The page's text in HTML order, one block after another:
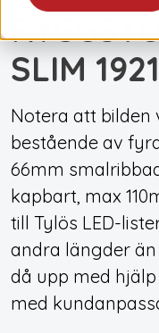
SLIM
Notera att bilden
bestående av
66mm
kapbart, max
till Tylös LED-
andra längder
då upp med
med